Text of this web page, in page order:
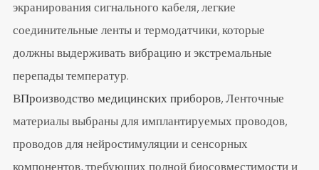
экранирования сигнального кабеля, легкие
соединительные ленты и термодатчики, которые
должны выдерживать вибрацию и экстремальные
перепады температур.
ВПроизводство медицинских приборов, Ленточные
материалы выбраны для имплантируемых проводов,
проводов для нейростимуляции и сенсорных